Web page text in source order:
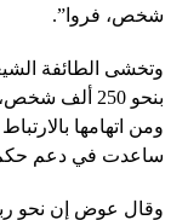
شخص، فروا”.
وتخشى الطائفة
بنحو 250
ومن اتهامها
ساعدت في دعم حكم
وقال عوض إن نحو ربع